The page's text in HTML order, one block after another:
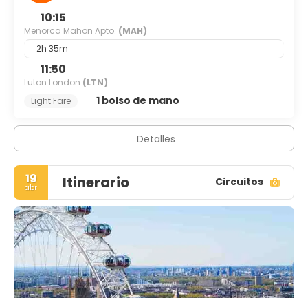
10:15
Menorca Mahon Apto. (MAH)
2h 35m
11:50
Luton London (LTN)
Light Fare
1 bolso de mano
Detalles
19
abr Itinerario Circuitos